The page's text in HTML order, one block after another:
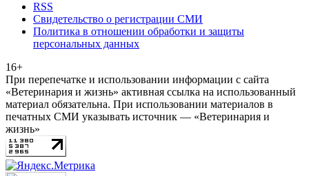
RSS
Свидетельство о регистрации СМИ
Политика в отношении обработки и защиты
персональных данных
16+
При перепечатке и использовании информации с сайта
«Ветеринария и жизнь» активная ссылка на использованный
материал обязательна. При использовании материалов в
печатных СМИ указывать источник — «Ветеринария и
жизнь»